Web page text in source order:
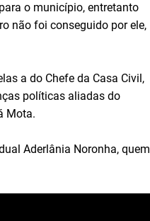
o município, entretanto
não foi conseguido por ele,
a do Chefe da Casa Civil,
políticas aliadas do
Mota.
Aderlânia Noronha, quem